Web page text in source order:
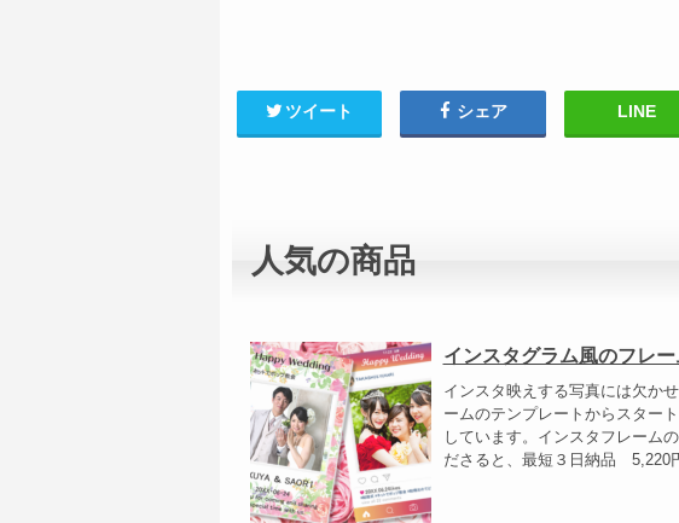
ツイート シェア LINE
人気の商品
インスタグラム風のフレー
インスタ映えする写真には欠か
ームのテンプレートからスター
しています。インスタフレーム
ださると、最短３日納品 5,220